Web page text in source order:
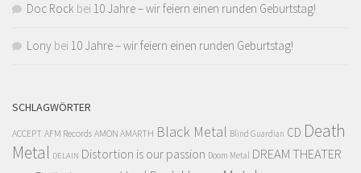
Doc Rock bei 10 Jahre – wir feiern einen runden Geburtstag!
Lony bei 10 Jahre – wir feiern einen runden Geburtstag!
SCHLAGWÖRTER
ACCEPT AFM Records AMON AMARTH Black Metal Blind Guardian CD Death
Metal DELAIN Distortion is our passion Doom Metal DREAM THEATER